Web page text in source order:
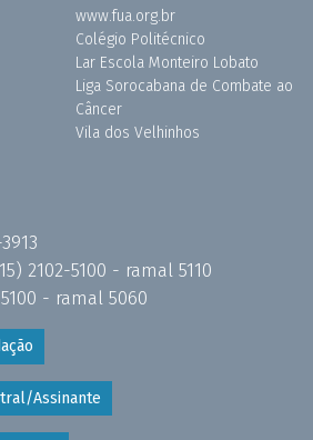
www.fua.org.br
Colégio Politécnico
Lar Escola Monteiro Lobato
Liga Sorocabana de Combate ao
Câncer
Vila dos Velhinhos
2102-5100 - ramal 5110
- ramal 5060
Assinante